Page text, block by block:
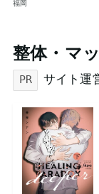
マッサージ。ご予
福岡
整体・マ
PR サイト運